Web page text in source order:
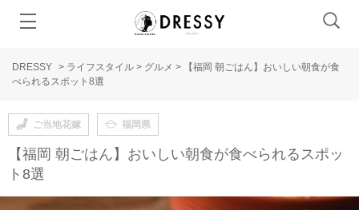
DRESSY > ライフスタイル > グルメ >
【福岡 朝ごはん】おいしい朝食が食
べられるスポット8選
ご当地花嫁 福岡県
【福岡 朝ごはん】おいしい朝食が食べられるスポッ
ト8選